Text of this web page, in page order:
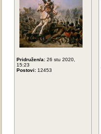
Pridružen/a: 26 stu 2020,
15:23
Postovi: 12453